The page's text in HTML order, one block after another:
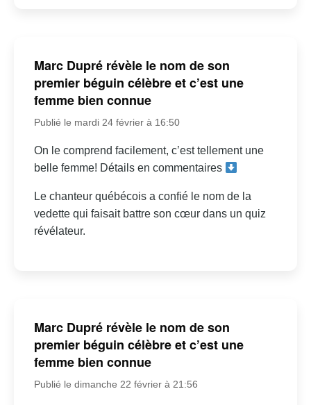
Marc Dupré révèle le nom de son
premier béguin célèbre et c’est une
femme bien connue
Publié le mardi 24 février à 16:50
On le comprend facilement, c’est tellement une
belle femme! Détails en commentaires
Le chanteur québécois a confié le nom de la
vedette qui faisait battre son cœur dans un quiz
révélateur.
Marc Dupré révèle le nom de son
premier béguin célèbre et c’est une
femme bien connue
Publié le dimanche 22 février à 21:56